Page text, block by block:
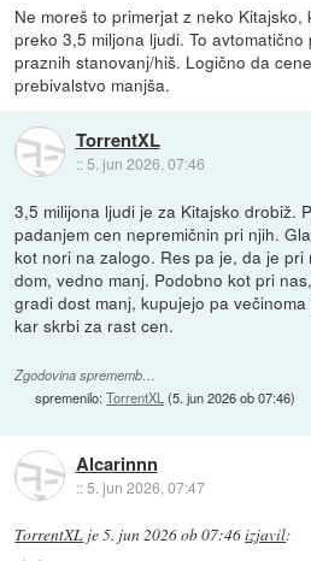
Ne moreš to primerjat z neko
preko 3,5 miljona ljudi. To
praznih stanovanj/hiš. Logično da
prebivalstvo manjša.
TorrentXL
:: 5. jun 2026, 07:46
3,5 milijona ljudi je za Kitajsko drobiž.
padanjem cen nepremičnin pri njih.
kot nori na zalogo. Res pa je, da je pri
dom, vedno manj. Podobno kot pri
gradi dost manj, kupujejo pa
kar skrbi za rast cen.
Zgodovina sprememb…
spremenilo:TorrentXL(5. jun 2026 ob 07:46)
Alcarinnn
::5. jun 2026, 07:47
TorrentXL je5. jun 2026 ob 07:46izjavil: